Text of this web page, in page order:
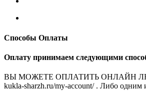
Способы Оплаты
Оплату принимаем следующими
ВЫ МОЖЕТЕ ОПЛАТИТЬ ОНЛАЙН ЛЮБОЙ
kukla-sharzh.ru/my-account/ . Либо одним